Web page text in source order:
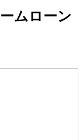
ムローン